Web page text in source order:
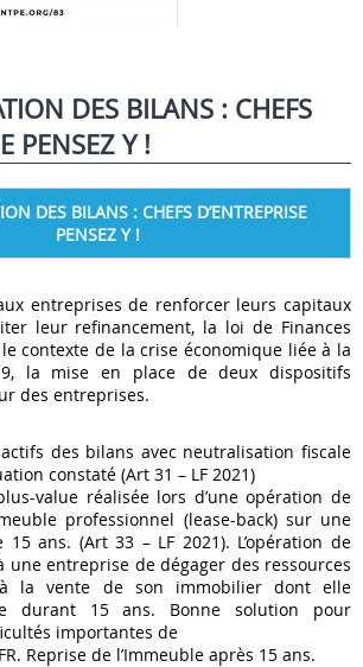
DES BILANS : CHEFS
PENSEZ Y !
DES BILANS : CHEFS D’ENTREPRISE
PENSEZ Y !
entreprises de renforcer leurs capitaux
leur refinancement, la loi de Finances
contexte de la crise économique liée à la
la mise en place de deux dispositifs
des entreprises.
des bilans avec neutralisation fiscale
constaté (Art 31 – LF 2021)
value réalisée lors d’une opération de
professionnel (lease-back) sur une
ans. (Art 33 – LF 2021). L’opération de
une entreprise de dégager des ressources
à la vente de son immobilier dont elle
durant 15 ans. Bonne solution pour
importantes de
Reprise de l’Immeuble après 15 ans.